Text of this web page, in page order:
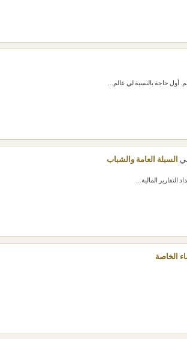
أول حاجة بالنسبة لي عالم...
السبلة العامة والشباب
الخاصة